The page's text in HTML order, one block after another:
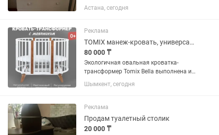
ТОРГ приветствуется.Состояние
удовлетворительное. Все полки на
Материал качественный ЛДСП....
Астана, сегодня
Реклама
TOMIX манеж-кровать, универсальный маятниковый механизм Bella
80 000 ₸
Экологичная овальная кроватка-
трансформер Tomix Bella выполнена из
отборной древесины березы и
прочного МДФ. Детская кровать
гипоаллергенными лаками и красками
на водной основе....
Шымкент, сегодня
Реклама
Продам туалетный столик
20 000 ₸